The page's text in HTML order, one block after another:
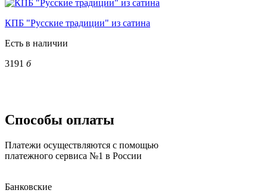
КПБ "Русские традиции" из сатина
Есть в наличии
3191 б
Способы оплаты
Платежи осуществляются с помощью
платежного сервиса №1 в России
Банковские